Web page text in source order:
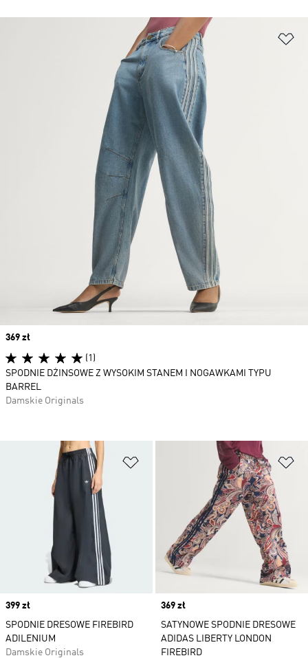
Dodaj do listy życzeń
Price
399 zł
SPODNIE DRESOWE FIREBIRD
ADILENIUM
Damskie Originals
Price
369 zł
SATYNOWE SPODNIE DRESOWE
ADIDAS LIBERTY LONDON
FIREBIRD
Price
369 zł
(1)
SPODNIE DŻINSOWE Z WYSOKIM STANEM I NOGAWKAMI TYPU
BARREL
Damskie Originals